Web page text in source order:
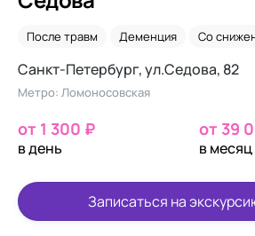
После травм Деменция Со
Санкт-Петербург, ул.Седова, 82
Метро: Ломоносовская
от 1 300 ₽
в день
от 39
в месяц
Записаться на